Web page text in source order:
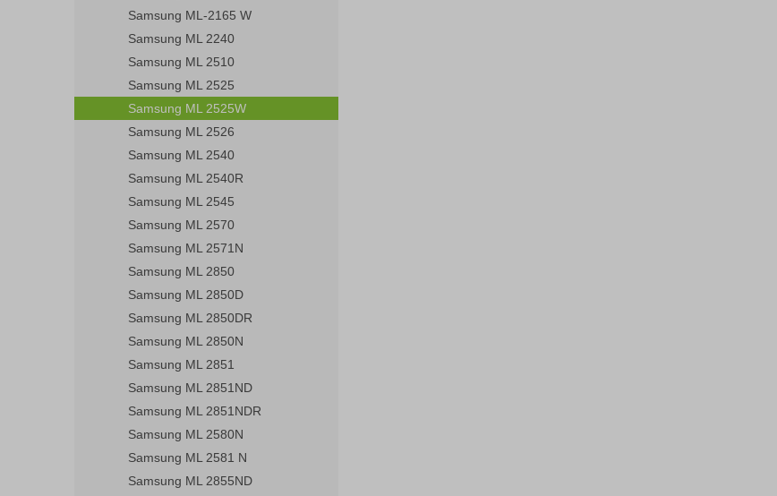
Samsung ML-2165 W
Samsung ML 2240
Samsung ML 2510
Samsung ML 2525
Samsung ML 2525W
Samsung ML 2526
Samsung ML 2540
Samsung ML 2540R
Samsung ML 2545
Samsung ML 2570
Samsung ML 2571N
Samsung ML 2850
Samsung ML 2850D
Samsung ML 2850DR
Samsung ML 2850N
Samsung ML 2851
Samsung ML 2851ND
Samsung ML 2851NDR
Samsung ML 2580N
Samsung ML 2581 N
Samsung ML 2855ND